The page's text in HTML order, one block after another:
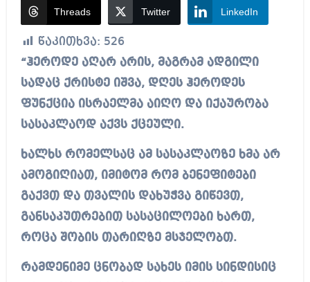
Threads Twitter LinkedIn
წაკითხვა: 526
“ჰეროდე აღარ არის, მაგრამ ადგილი
სადაც ქრისტე იშვა, დღეს ჰეროდეს
ფუნქცია ისრაელმა აიღო და იქაურობა
სასაკლაოდ აქვს ქცეული.
ხალხს რომელსაც ამ სასაკლაოზე ხმა არ
ამოგიღიათ, იმიტომ რომ ბენეფიტები
გაქვთ და თვალის დახუჭვა გიწევთ,
განსაკუთრებით სასაცილოები ხართ,
როცა შობის თარიღზე მსჯელობთ.
რამდენიმე ცნობად სახეს იმის სინდისიც